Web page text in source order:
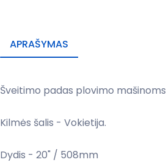
APRAŠYMAS
Šveitimo padas plovimo mašinoms
Kilmės šalis - Vokietija.
Dydis - 20" / 508mm